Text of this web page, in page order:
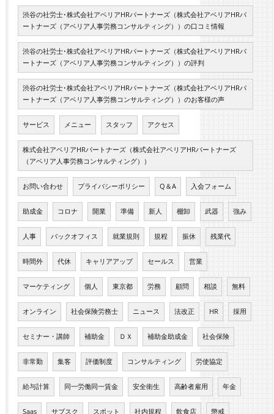
渋谷の社労士･株式会社アベリアHRパートナーズ（株式会社アベリアHRパ
ートナーズ（アベリア人事労務コンサルティング））の口コミ情報
渋谷の社労士･株式会社アベリアHRパートナーズ（株式会社アベリアHRパ
ートナーズ（アベリア人事労務コンサルティング））の評判
渋谷の社労士･株式会社アベリアHRパートナーズ（株式会社アベリアHRパ
ートナーズ（アベリア人事労務コンサルティング））のお客様の声
サービス メニュー スタッフ アクセス
株式会社アベリアHRパートナーズ（株式会社アベリアHRパートナーズ
（アベリア人事労務コンサルティング））
お問い合わせ プライバシーポリシー Q＆A 入会フォーム
助成金 コロナ 開業 準備 新人 棚卸 武器 強み
人事 バックオフィス 就業規則 規程 振休 残業代
時間外 代休 キャリアアップ セールス 営業
マーケティング 個人 東京都 労務 顧問 相談 無料
オンライン 社会保険労務士 ニュース 法改正 HR 採用
セミナー・講師 補助金 ＤＸ 補助金助成金 社会保険
非常勤 集客 評価制度 コンサルティング 労使協定
給与計算 同一労働同一賃金 安全衛生 高齢者雇用 年金
Saas サブスク スポット 社内規程 飲食店 懲戒